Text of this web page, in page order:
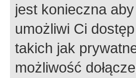
jest konieczna
umożliwi Ci
takich jak
możliwość